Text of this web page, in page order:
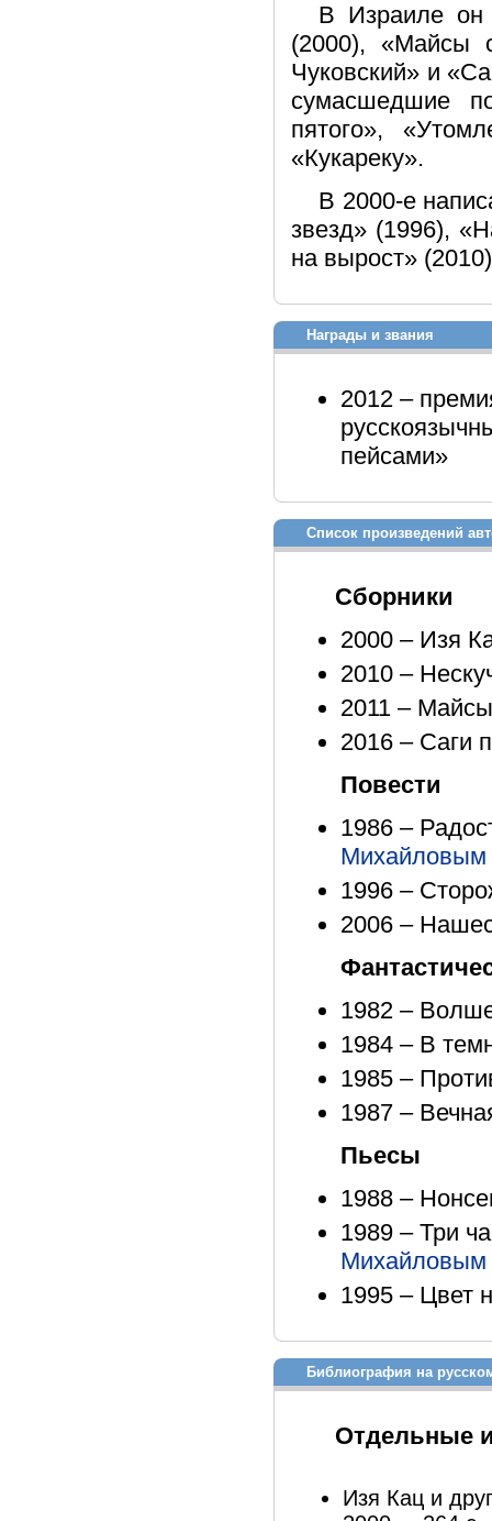
В Израиле он
(2000), «Майсы
Чуковский» и
сумасшедшие
пятого»,
«Кукареку».
В 2000-е
звезд» (1996),
на вырост»
Награды и звания
2012 –
пейсами»
Список произведений
Сборники
2000 – Изя
2010 –
2011 –
2016 – Саги
Повести
1986 –
Михайловым
1996 –
2006 –
1982 –
1984 – В
1985 –
1987 –
Пьесы
1988 –
1989 – Три
Михайловым
1995 – Цвет
Библиография на
Отдельные
Изя Кац и